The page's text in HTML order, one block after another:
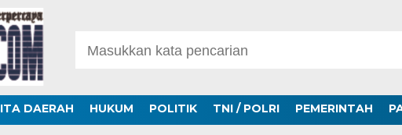
DAERAH HUKUM POLITIK TNI / POLRI PEMERINTAH